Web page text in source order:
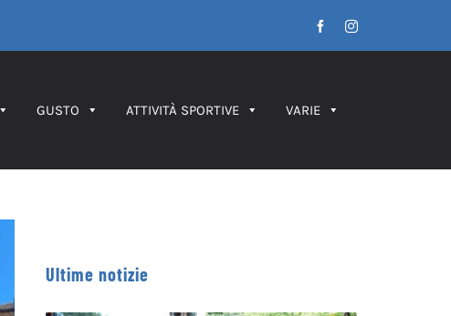
FacebookInstagram
GUSTO ATTIVITÀ SPORTIVE VARIE
Ultime notizie